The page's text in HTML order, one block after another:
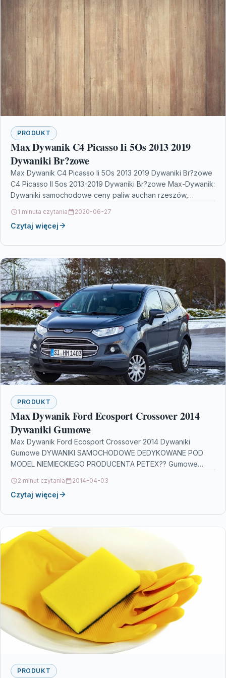
PRODUKT
Max Dywanik C4 Picasso Ii 5Os 2013 2019
Dywaniki Br?zowe
Max Dywanik C4 Picasso Ii 5Os 2013 2019 Dywaniki Br?zowe
C4 Picasso II 5os 2013-2019 Dywaniki Br?zowe Max-Dywanik:
Dywaniki samochodowe ceny paliw auchan rzeszów,…
1 minuta czytania 2020-06-27
Czytaj więcej
PRODUKT
Max Dywanik Ford Ecosport Crossover 2014
Dywaniki Gumowe
Max Dywanik Ford Ecosport Crossover 2014 Dywaniki
Gumowe DYWANIKI SAMOCHODOWE DEDYKOWANE POD
MODEL NIEMIECKIEGO PRODUCENTA PETEX?? Gumowe
2 minut czytania 2014-04-03
Czytaj więcej
PRODUKT